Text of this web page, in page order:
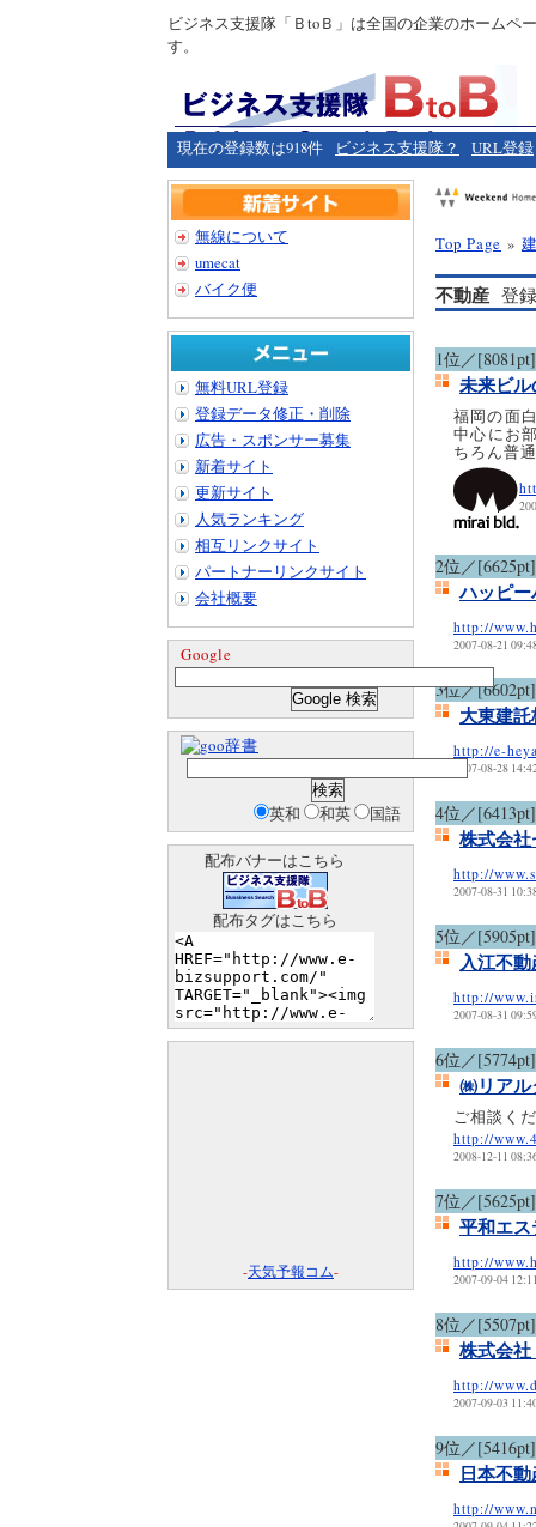
ビジネス支援隊「ＢtoＢ」は全国の企業のホームペ
す。
現在の登録数は918件 ビジネス支援隊？ URL登録
Top Page »
不動産 登
1位／[8081pt]
未来ビ
福岡の面
中心にお
ちろん普
2位／[6625pt]
ハッピ
http://
2007-08-21
3位／[6602pt]
大東建
http://e-
2007-08-28
4位／[6413pt]
株式会
http://
2007-08-31
5位／[5905pt]
入江不
http://
2007-08-31
6位／[5774pt]
㈱リア
ご相談く
http://
2008-12-11
7位／[5625pt]
平和エ
http://
2007-09-04
8位／[5507pt]
株式会
http://
2007-09-03
9位／[5416pt]
日本不
http://
無線について
umecat
バイク便
無料URL登録
登録データ修正・削除
広告・スポンサー募集
新着サイト
更新サイト
人気ランキング
相互リンクサイト
パートナーリンクサイト
会社概要
Google
辞書
英和 和英 国語
配布バナーはこちら
配布タグはこちら
-天気予報コム-